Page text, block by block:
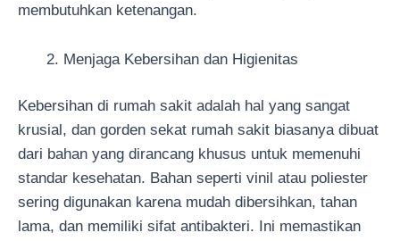
membutuhkan ketenangan.
Menjaga Kebersihan dan Higienitas
Kebersihan di rumah sakit adalah hal yang sangat
krusial, dan gorden sekat rumah sakit biasanya dibuat
dari bahan yang dirancang khusus untuk memenuhi
standar kesehatan. Bahan seperti vinil atau poliester
sering digunakan karena mudah dibersihkan, tahan
lama, dan memiliki sifat antibakteri. Ini memastikan